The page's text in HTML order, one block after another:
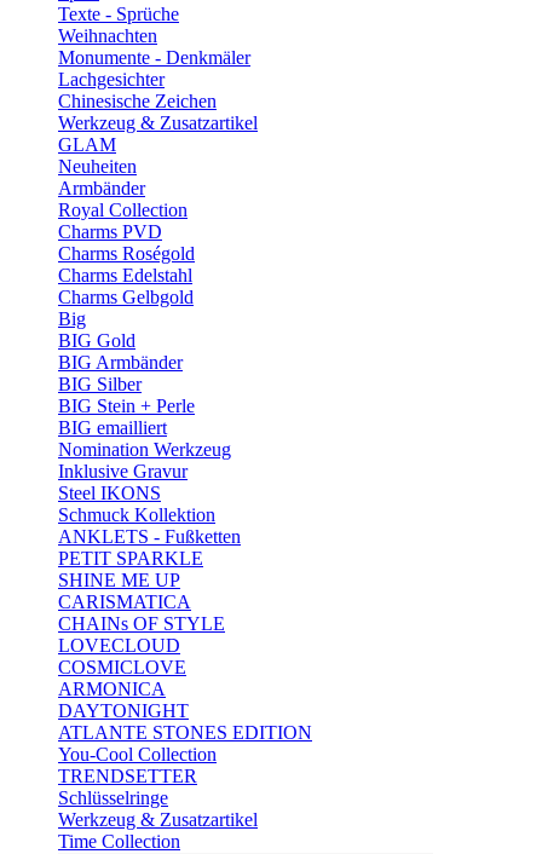
Texte - Sprüche
Weihnachten
Monumente - Denkmäler
Lachgesichter
Chinesische Zeichen
Werkzeug & Zusatzartikel
GLAM
Neuheiten
Armbänder
Royal Collection
Charms PVD
Charms Roségold
Charms Edelstahl
Charms Gelbgold
Big
BIG Gold
BIG Armbänder
BIG Silber
BIG Stein + Perle
BIG emailliert
Nomination Werkzeug
Inklusive Gravur
Steel IKONS
Schmuck Kollektion
ANKLETS - Fußketten
PETIT SPARKLE
SHINE ME UP
CARISMATICA
CHAINs OF STYLE
LOVECLOUD
COSMICLOVE
ARMONICA
DAYTONIGHT
ATLANTE STONES EDITION
You-Cool Collection
TRENDSETTER
Schlüsselringe
Werkzeug & Zusatzartikel
Time Collection